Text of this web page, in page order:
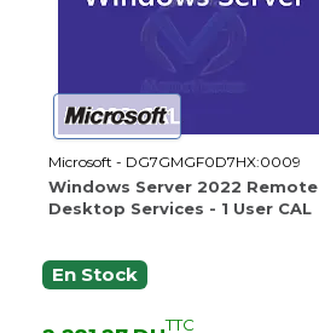
Microsoft - DG7GMGF0D7HX:0009
Windows Server 2022 Remote
Desktop Services - 1 User CAL
En Stock
TTC